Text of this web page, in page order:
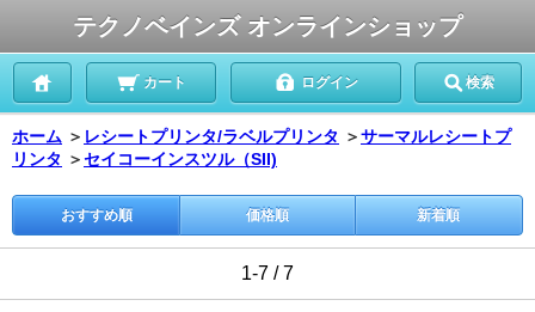
テクノベインズ オンラインショップ
カート ログイン 検索
ホーム ＞ レシートプリンタ/ラベルプリンタ ＞サーマルレシートプ
リンタ ＞セイコーインスツル（SII)
おすすめ順 価格順 新着順
1-7 / 7